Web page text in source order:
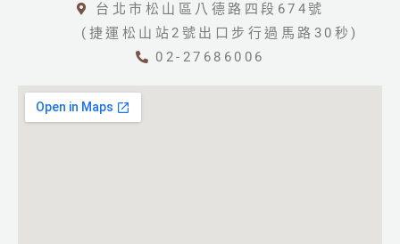
台北市松山區八德路四段674號
(捷運松山站2號出口步行過馬路30秒)
02-27686006